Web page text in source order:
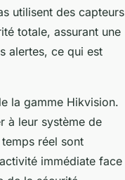
utilisent des capteurs
totale, assurant une
alertes, ce qui est
la gamme Hikvision.
à leur système de
réel sont
immédiate face